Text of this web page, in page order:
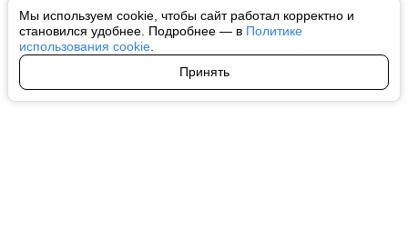
Мы используем cookie, чтобы сайт работал корректно и
становился удобнее. Подробнее — в Политике
использования cookie
Принять